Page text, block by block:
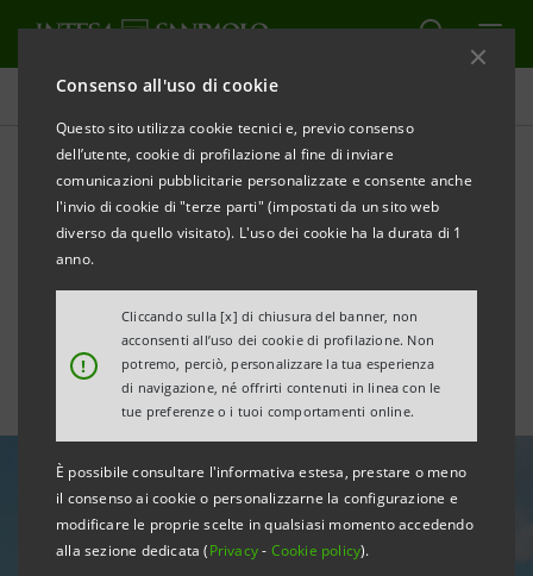
Consenso all'uso di cookie
Questo sito utilizza cookie tecnici e, previo consenso
dell’utente, cookie di profilazione al fine di inviare
comunicazioni pubblicitarie personalizzate e consente anche
l'invio di cookie di "terze parti" (impostati da un sito web
diverso da quello visitato). L'uso dei cookie ha la durata di 1
anno.
!
Cliccando sulla [x] di chiusura del banner, non
acconsenti all’uso dei cookie di profilazione. Non
potremo, perciò, personalizzare la tua esperienza
di navigazione, né offrirti contenuti in linea con le
tue preferenze o i tuoi comportamenti online.
È possibile consultare l'informativa estesa, prestare o meno
il consenso ai cookie o personalizzarne la configurazione e
modificare le proprie scelte in qualsiasi momento accedendo
alla sezione dedicata (Privacy- Cookie policy).
Tutte le news
Intesa Sanpaolo accelera
l’evoluzione
dell’agribusiness italiano